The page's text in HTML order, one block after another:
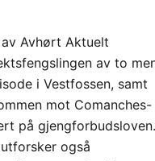
Avhørt Aktuelt
av to
i Vestfossen, samt
mot Comanches-
på gjengforbudsloven.
også